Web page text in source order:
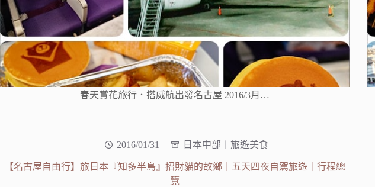
春天賞花旅行．搭威航出發名古屋 2016/3月…
2016/01/31 日本中部︱旅遊美食
【名古屋自由行】旅日本『知多半島』招財貓的故鄉｜五天四夜自駕旅遊｜行程總
覽